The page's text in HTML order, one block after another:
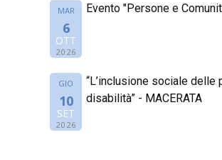
MAR
6
OTT
2026
Evento "Persone e
GIO
10
SET
2026
“L’inclusione sociale delle
disabilità” - MACERATA